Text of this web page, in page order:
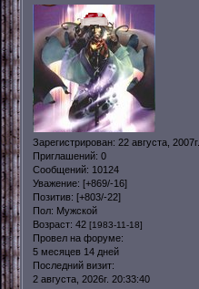
Зарегистрирован: 22 августа, 2007г.
Приглашений: 0
Сообщений: 10124
Уважение: [+869/-16]
Позитив: [+803/-22]
Пол: Мужской
Возраст: 42 [1983-11-18]
Провел на форуме:
5 месяцев 14 дней
Последний визит:
2 августа, 2026г. 20:33:40